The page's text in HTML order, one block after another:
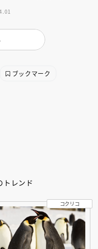
ｓｔａ」の小説です。
ブックマーク
トレンド
コクリコ